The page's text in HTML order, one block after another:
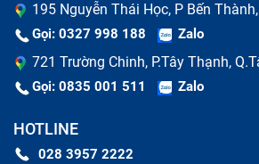
195 Nguyễn Thái Học, P Bến
Gọi: 0327 998 188 Zalo
721 Trường Chinh, P.Tây Thạnh,
Gọi: 0835 001 511 Zalo
HOTLINE
028 3957 2222